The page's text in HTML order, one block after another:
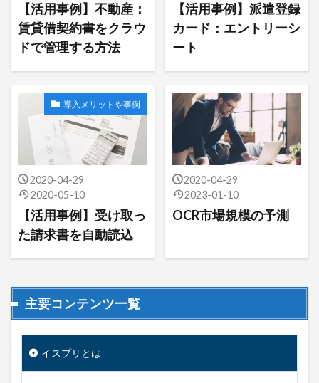
【活用事例】不動産：
賃貸借契約書をクラウ
ドで管理する方法
【活用事例】派遣登録
カード：エントリーシ
ート
導入メリットや事例
2020-04-29
2020-05-10
【活用事例】受け取っ
た請求書を自動読込
2020-04-29
2023-01-10
OCR市場規模の予測
主要コンテンツ一覧
イスプリとは